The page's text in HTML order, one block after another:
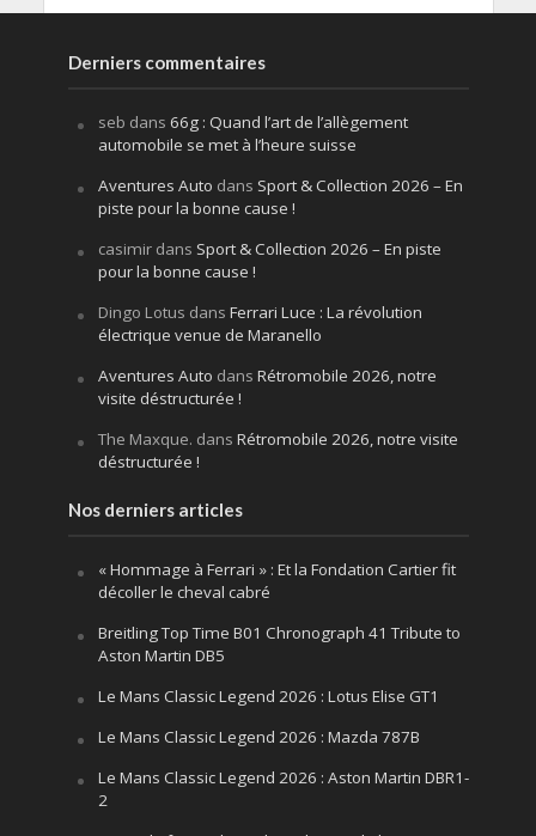
Derniers commentaires
seb dans 66g : Quand l’art de l’allègement
automobile se met à l’heure suisse
Aventures Auto dans Sport & Collection 2026 – En
piste pour la bonne cause !
casimirdans Sport & Collection 2026 – En piste
pour la bonne cause !
Dingo Lotus dans Ferrari Luce : La révolution
électrique venue de Maranello
Aventures Auto dans Rétromobile 2026, notre
visite déstructurée !
The Maxque. dans Rétromobile 2026, notre visite
déstructurée !
Nos derniers articles
« Hommage à Ferrari » : Et la Fondation Cartier fit
décoller le cheval cabré
Breitling Top Time B01 Chronograph 41 Tribute to
Aston Martin DB5
Le Mans Classic Legend 2026 : Lotus Elise GT1
Le Mans Classic Legend 2026 : Mazda 787B
Le Mans Classic Legend 2026 : Aston Martin DBR1-
2